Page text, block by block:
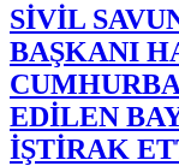
SİVİL
BAŞKANI
EDİLEN
İŞTİRAK